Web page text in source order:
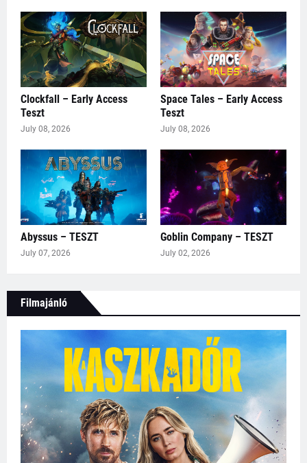
Clockfall – Early Access
Teszt
July 08, 2026
Space Tales – Early Access
Teszt
July 08, 2026
Abyssus – TESZT
July 07, 2026
Goblin Company – TESZT
July 02, 2026
Filmajánló